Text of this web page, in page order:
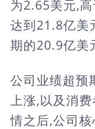
为2.65美元,
达到21.8亿美
期的20.9亿美
公司业绩超预
上涨,以及消
情之后,公司